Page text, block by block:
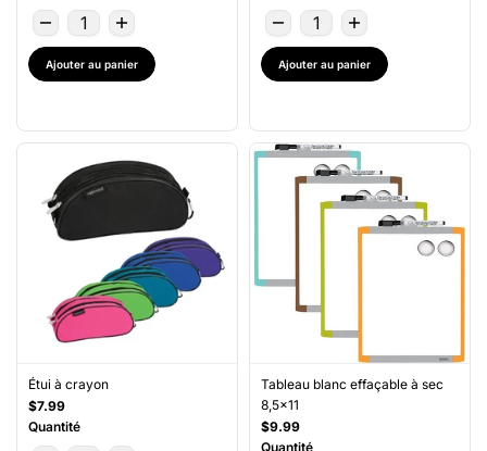
Ajouter au panier Ajouter au panier
Étui à crayon
$7.99
Quantité
Tableau blanc effaçable à sec
8,5x11
$9.99
Quantité